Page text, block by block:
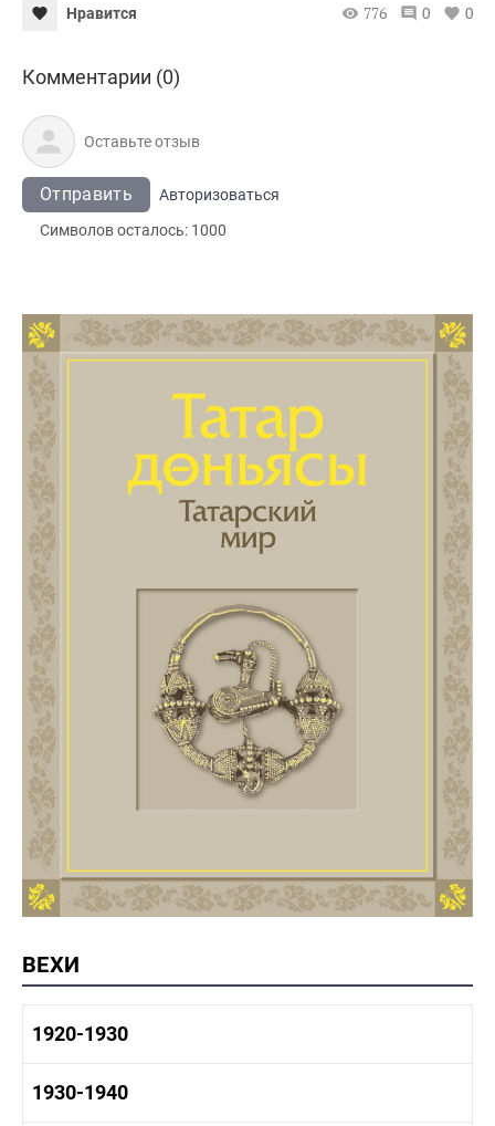
Нравится 776 0 0
Комментарии (0)
Отправить
Авторизоваться
Символов осталось: 1000
ВЕХИ
1920-1930
1920-1930 история
1930-1940